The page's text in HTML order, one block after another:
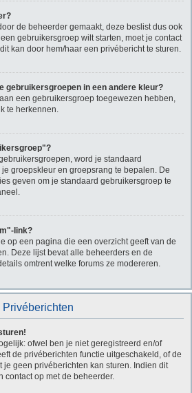
de beheerder gemaakt, deze beslist dus ook
gebruikersgroep wilt starten, moet je contact
kan door hem/haar een privébericht te sturen.
gebruikersgroepen in een andere kleur?
een gebruikersgroep toegewezen hebben,
te herkennen.
word je standaard
groepskleur en groepsrang te bepalen. De
geven om je standaard gebruikersgroep te
link?
op een pagina die een overzicht geeft van de
Deze lijst bevat alle beheerders en de
omtrent welke forums ze modereren.
Privéberichten
ofwel ben je niet geregistreerd en/of
de privéberichten functie uitgeschakeld, of de
je geen privéberichten kan sturen. Indien dit
contact op met de beheerder.